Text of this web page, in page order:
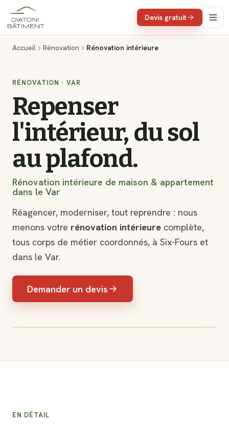
Devis gratuit
Accueil Rénovation Rénovation intérieure
RÉNOVATION · VAR
Repenser
l'intérieur, du sol
au plafond.
Rénovation intérieure de maison & appartement
dans le Var
Réagencer, moderniser, tout reprendre : nous
menons votre rénovation intérieure complète,
tous corps de métier coordonnés, à Six-Fours et
dans le Var.
Demander un devis
EN DÉTAIL